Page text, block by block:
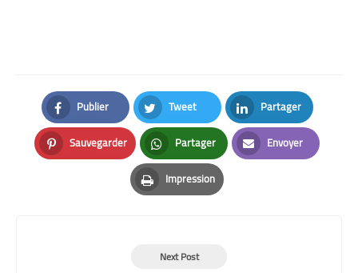
Publier
Facebook
Tweet
Twitter
Partager
LinkedIn
Sauvegarder
Pinterest
Partager
Whatsapp
Envoyer
Email
Impression
Print
Next Post